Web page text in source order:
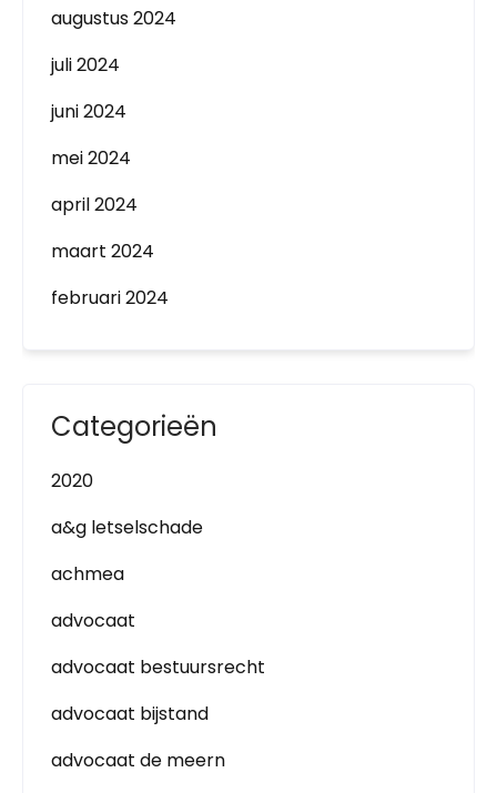
augustus 2024
juli 2024
juni 2024
mei 2024
april 2024
maart 2024
februari 2024
Categorieën
2020
a&g letselschade
achmea
advocaat
advocaat bestuursrecht
advocaat bijstand
advocaat de meern